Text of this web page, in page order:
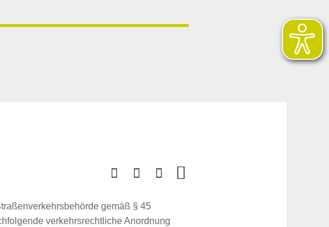
gemäß § 45
verkehrsrechtliche Anordnung